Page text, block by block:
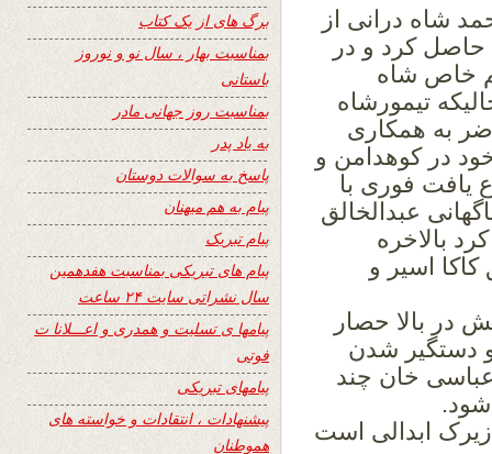
شاه درانی از
حاصل کرد و در
خاص شاه
تیمورشاه
به همکاری
در کوهدامن و
یافت فوری با
عبدالخالق
بالاخره
اسیر و
در بالا حصار
دستگیر شدن
خان چند
زیرک ابدالی است
برگ های از یک کتاب
بمناسبت بهار ، سال نو و نوروز
باستانی
بمناسبت روز جهانی مادر
به یاد پدر
پاسخ به سوالات دوستان
پیام به هم میهنان
پیام تبریک
پیام های تبریکی بمناسبت هفدهمین
سال نشراتی سایت ۲۴ ساعت
پیامها ی تسلیت و همدری و اعـــلانا ت
فوتی
پیامهای تبریکی
پیشنهادات ، انتقادات و خواسته های
هموطنان